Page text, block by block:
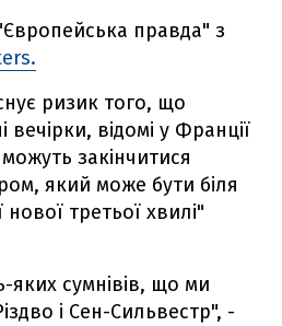
правда" з
ризик того, що
вечірки, відомі у Франції
закінчитися
який може бути біля
нової третьої хвилі"
яких сумнівів, що ми
і Сен-Сильвестр", -